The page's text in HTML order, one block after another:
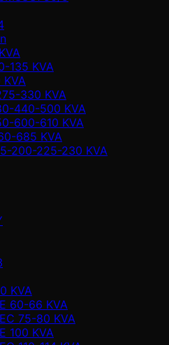
135 KVA
330 KVA
440-500 KVA
600-610 KVA
685 KVA
200-225-230 KVA
KVA
60-66 KVA
75-80 KVA
100 KVA